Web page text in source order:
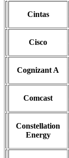
Cintas
Cisco
Cognizant A
Comcast
Constellation
Energy